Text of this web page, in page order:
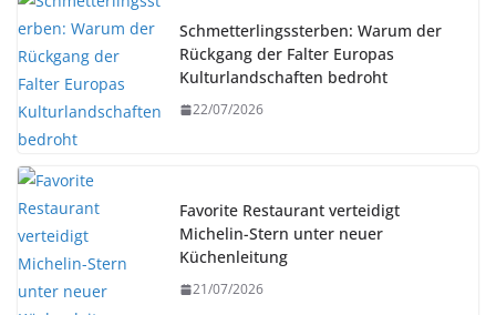
Schmetterlingssterben: Warum der
Rückgang der Falter Europas
Kulturlandschaften bedroht
22/07/2026
Favorite Restaurant verteidigt
Michelin-Stern unter neuer
Küchenleitung
21/07/2026